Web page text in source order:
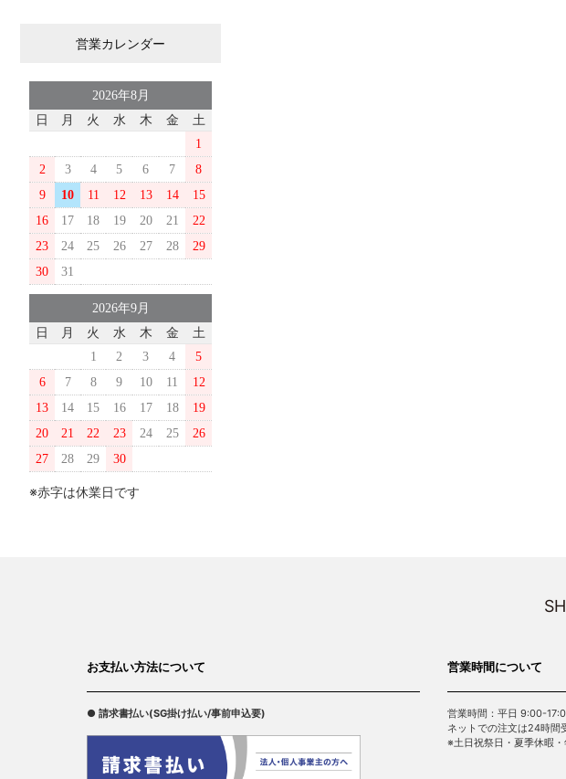
営業カレンダー
2026年8月
日
月 火 水 木 金
土
1
2
3 4 5 6 7
8
9
10 11 12 13 14
15
16
17 18 19 20 21
22
23
24 25 26 27 28
29
30
31
2026年9月
日
月 火 水 木 金
土
1
2 3 4
5
6
7 8 9 10 11
12
13
14 15 16 17 18
19
20
21 22 23 24 25
26
27
28 29 30
※赤字は休業日です
お支払い方法について
● 請求書払い(SG掛け払い/事前申込要)
営業時間について
営業時間：平日 9:00-
ネットでの注文は24時間
※土日祝祭日・夏季休暇・